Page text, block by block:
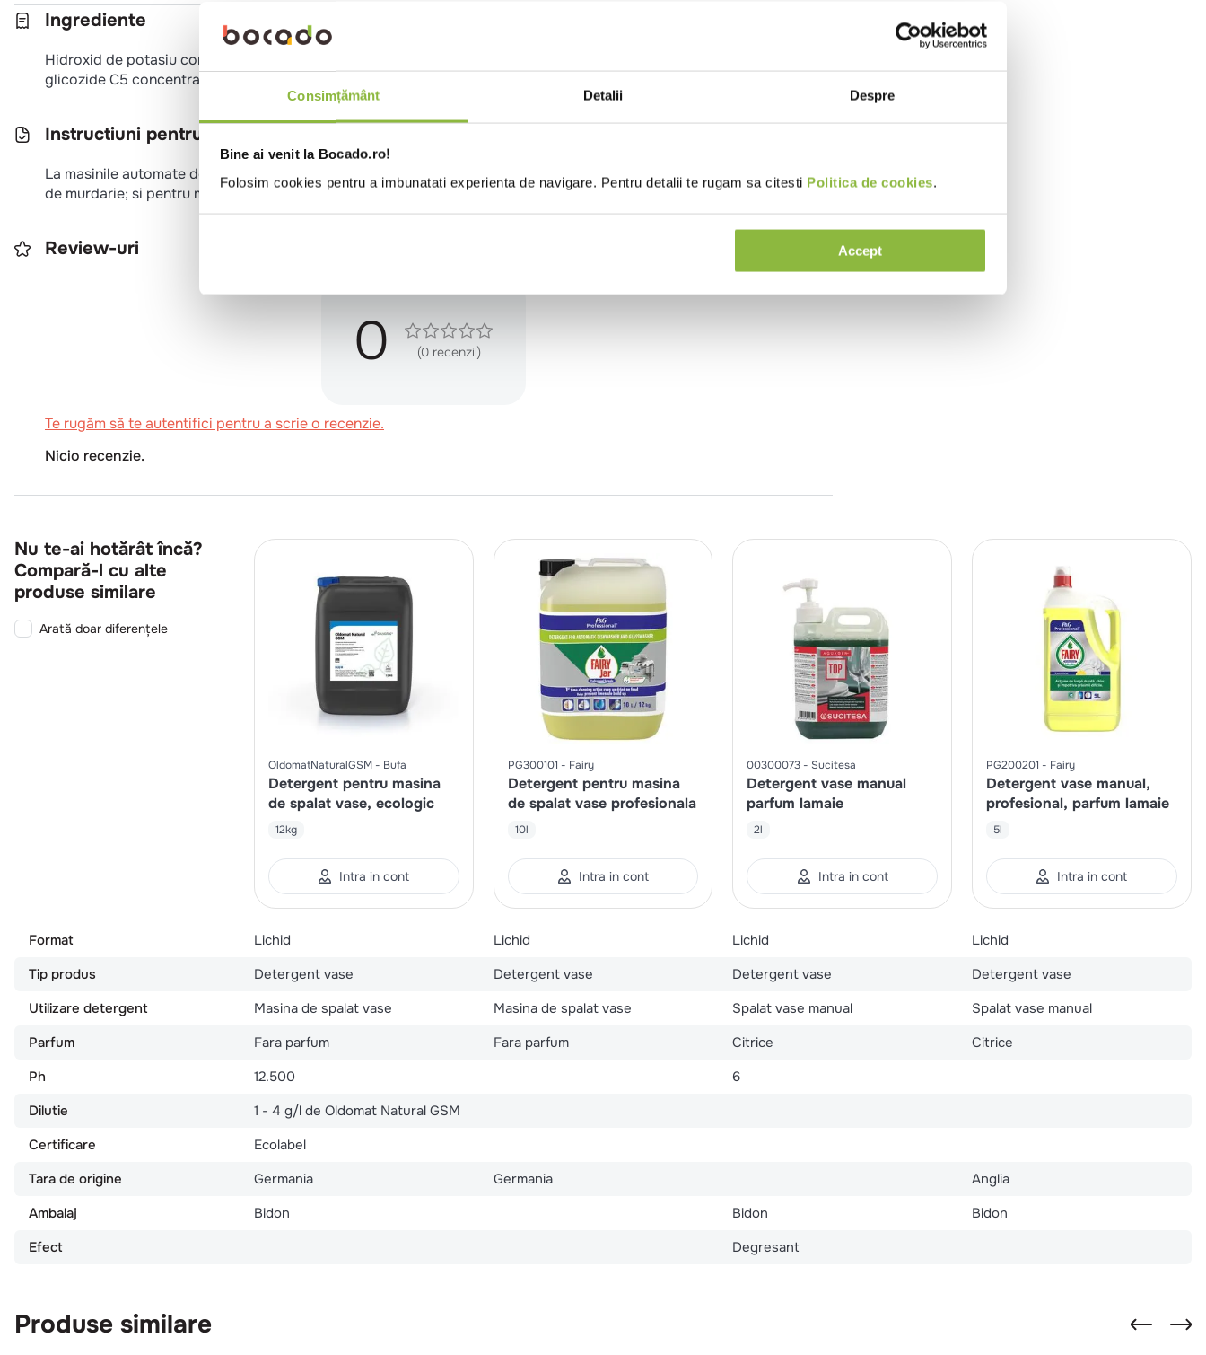
Consimțământ Detalii Despre
Bine ai venit la Bocado.ro!
Folosim cookies pentru a imbunatati experienta de navigare. Pentru detalii te rugam sa citesti Politica de cookies.
Accept
Ingrediente
Hidroxid de potasiu concentratie 10-16%, metasilicat disodic concentratie 5-10%, D-pentoza, oligomerica, alchil
glicozide C5 concentratie 1-10%, fara VOC.
Instructiuni pentru utilizare
La masinile automate de spalat vase, utilizati 1-4 g/l de Oldomat Natural GSM in functie de duritatea apei si de gradul
de murdarie; si pentru masini de spalat vase tip tunel se utilizeaza o concentratie de 0.5 - 1 %
Review-uri
0 (0 recenzii)
Te rugăm să te autentifici pentru a scrie o recenzie.
Nicio recenzie.
Nu te-ai hotărât încă?
Compară-l cu alte
produse similare
Arată doar diferențele
OldomatNaturalGSM Bufa
Detergent pentru masina
de spalat vase, ecologic
12kg
Intra in cont
PG300101 Fairy
Detergent pentru masina
de spalat vase profesionala
10l
Intra in cont
00300073 Sucitesa
Detergent vase manual
parfum lamaie
2l
Intra in cont
PG200201 Fairy
Detergent vase manual,
profesional, parfum lamaie
5l
Intra in cont
Format Lichid Lichid Lichid
Lichid
Tip produs
Detergent vase Detergent vase Detergent vase
Detergent vase
Utilizare detergent
Masina de spalat vase Masina de spalat vase Spalat vase manual
Spalat vase manual
Parfum
Fara parfum Fara parfum Citrice
Citrice
Ph
12.500
6
Dilutie
1 - 4 g/l de Oldomat Natural GSM
Certificare
Ecolabel
Tara de origine
Germania Germania
Anglia
Ambalaj
Bidon Bidon
Bidon
Efect
Degresant
Produse similare